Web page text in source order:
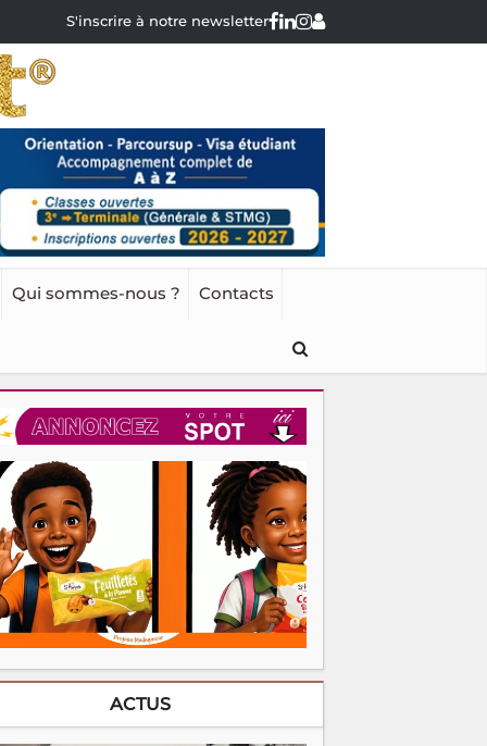
S'inscrire à notre newsletter
Qui sommes-nous ? Contacts
ACTUS